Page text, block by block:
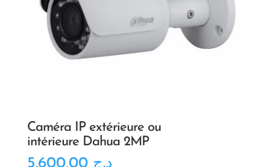
Caméra IP extérieure ou
intérieure Dahua 2MP